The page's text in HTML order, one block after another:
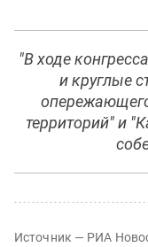
"В ходе
и круглые
территорий" и
Источник — РИА